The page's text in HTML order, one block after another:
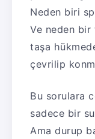
Neden biri
Ve neden bir
taşa
çevrilip
Bu sorulara
sadece bir
Ama durup